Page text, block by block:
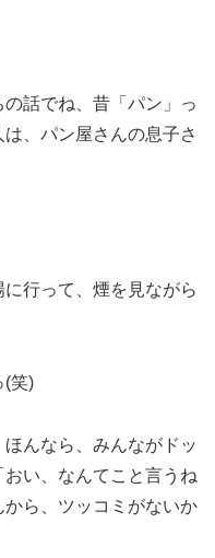
の話でね、昔「パン」っ
、パン屋さんの息子さ
に行って、煙を見ながら
(笑)
ほんなら、みんながドッ
い、なんてこと言うね
ら、ツッコミがないか